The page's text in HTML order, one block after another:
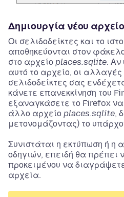
Δημιουργία νέου
Οι σελιδοδείκτες και το
αποθηκεύονται στον
στο αρχείο places.sqlite. Αν
αυτό το αρχείο, οι
σελιδοδείκτες σας
κάνετε επανεκκίνηση του
εξαναγκάσετε το Firefox να
άλλο αρχείο places.sqlite,
μετονομάζοντας) το
Συνιστάται η εκτύπωση ή η
οδηγιών, επειδή θα πρέπει
προκειμένου να
αρχεία.